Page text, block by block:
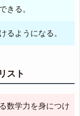
きる。
るようになる。
スト
数学力を身につけ